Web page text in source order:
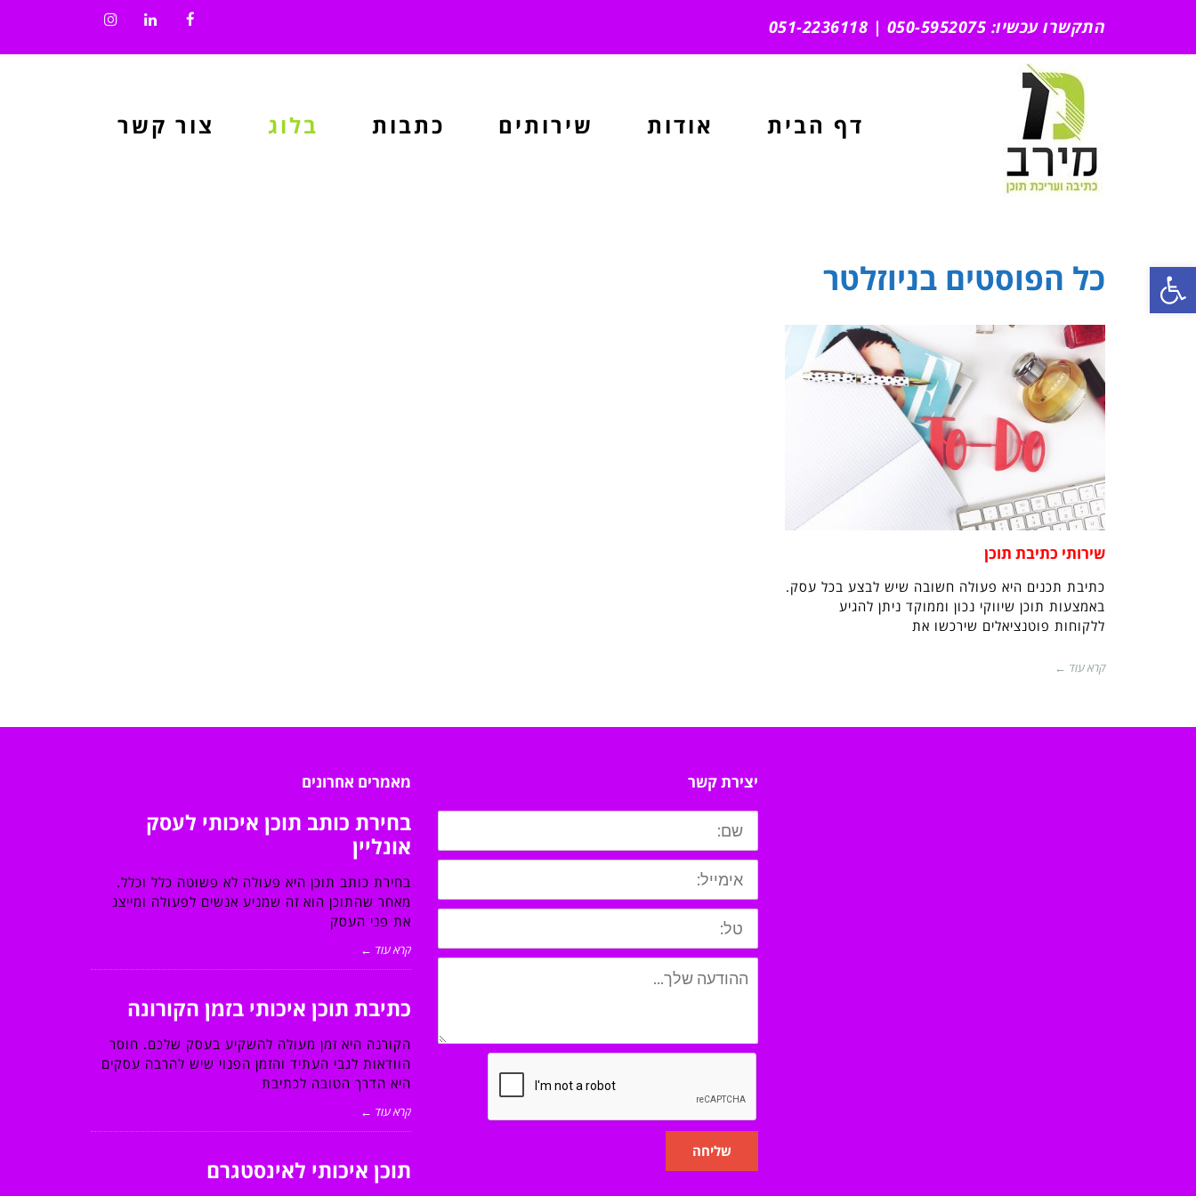
פתח סרגל נגישות
התקשרו עכשיו: 050-5952075 | 051-2236118
דף הבית אודות שירותים כתבות בלוג צור קשר
כל הפוסטים בניוזלטר
שירותי כתיבת תוכן
כתיבת תכנים היא פעולה חשובה שיש לבצע בכל עסק.
באמצעות תוכן שיווקי נכון וממוקד ניתן להגיע
ללקוחות פוטנציאלים שירכשו את
קרא עוד ←
יצירת קשר
שליחה
מאמרים אחרונים
בחירת כותב תוכן איכותי לעסק
אונליין
בחירת כותב תוכן היא פעולה לא פשוטה כלל וכלל.
מאחר שהתוכן הוא זה שמניע אנשים לפעולה ומייצג
את פני העסק
קרא עוד ←
כתיבת תוכן איכותי בזמן הקורונה
הקורנה היא זמן מעולה להשקיע בעסק שלכם. חוסר
הוודאות לגבי העתיד והזמן הפנוי שיש להרבה עסקים
היא הדרך הטובה לכתיבת
קרא עוד ←
תוכן איכותי לאינסטגרם